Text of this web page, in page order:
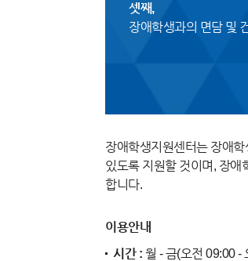
셋째,
장애학생과의 면담 및
장애학생지원센터는 장애
있도록 지원할 것이며, 장애
합니다.
이용안내
시간 : 월 - 금(오전 09:00 -